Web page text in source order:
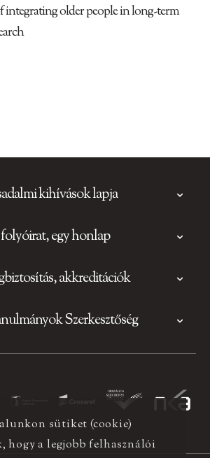
integrating older people in long-term
kihívások lapja
egy honlap
akkreditációk
Szerkesztőség
sütiket (cookie)
hogy a legjobb felhasználói